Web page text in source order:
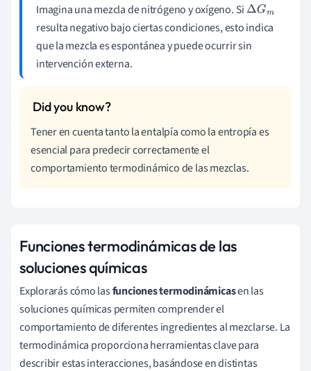
Imagina una mezcla de nitrógeno y oxígeno. Si ΔGm
resulta negativo bajo ciertas condiciones, esto indica
que la mezcla es espontánea y puede ocurrir sin
intervención externa.
Tener en cuenta tanto la entalpía como la entropía es
esencial para predecir correctamente el
comportamiento termodinámico de las mezclas.
Funciones termodinámicas de las
soluciones químicas
Explorarás cómo lasfunciones termodinámicasen las
soluciones químicas permiten comprender el
comportamiento de diferentes ingredientes al mezclarse. La
termodinámica proporciona herramientas clave para
describir estas interacciones, basándose en distintas